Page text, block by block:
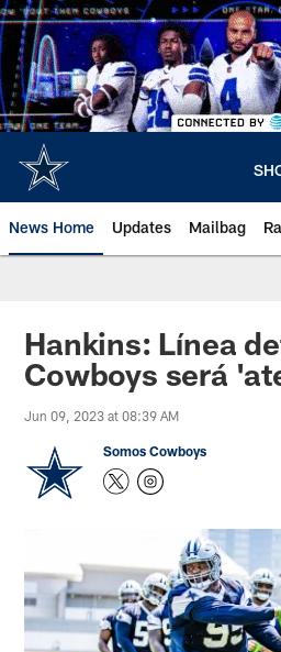
Skip
to
main
content
News Home Updates Mailbag
Hankins: Línea
Cowboys será
Jun 09, 2023 at 08:39 AM
Somos Cowboys